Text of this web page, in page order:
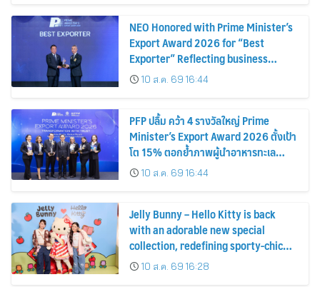
NEO Honored with Prime Minister’s
Export Award 2026 for “Best
Exporter” Reflecting business
excellence, elevating Thai products
globally
10 ส.ค. 69 16:44
PFP ปลื้ม คว้า 4 รางวัลใหญ่ Prime
Minister’s Export Award 2026 ตั้งเป้า
โต 15% ตอกย้ำภาพผู้นำอาหารทะเล
แปรรูป
10 ส.ค. 69 16:44
Jelly Bunny – Hello Kitty is back
with an adorable new special
collection, redefining sporty-chic
fashion by blending timeless
classics with playful fun
10 ส.ค. 69 16:28